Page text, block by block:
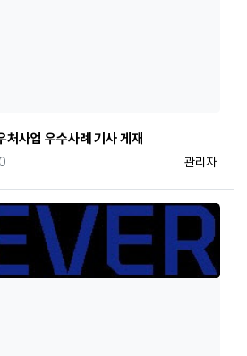
처사업 우수사례 기사 게재
등록자
관리자